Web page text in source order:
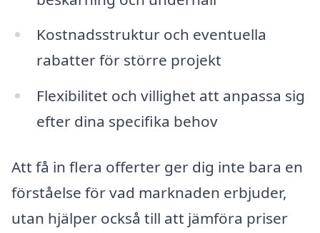
Kostnadsstruktur och eventuella
rabatter för större projekt
Flexibilitet och villighet att anpassa sig
efter dina specifika behov
Att få in flera offerter ger dig inte bara en
förståelse för vad marknaden erbjuder,
utan hjälper också till att jämföra priser